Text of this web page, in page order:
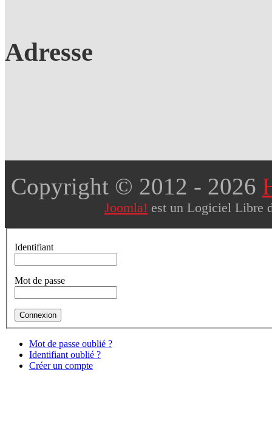
Adresse
Copyright © 2012 - 2026
Joomla! est un Logiciel Libre
Identifiant
Mot de passe
Mot de passe oublié ?
Identifiant oublié ?
Créer un compte